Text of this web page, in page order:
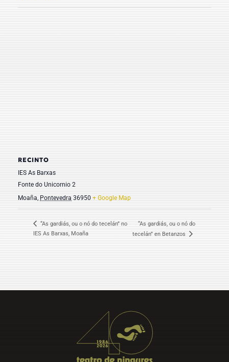
RECINTO
IES As Barxas
Fonte do Unicornio 2
Moaña Pontevedra 36950 + Google Map
“As gardiás, ou o nó do tecelán” no
IES As Barxas, Moaña
“As gardiás, ou o nó do
tecelán” en Betanzos